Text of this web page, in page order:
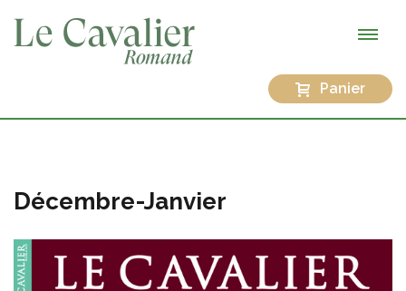
Panier
Décembre-Janvier